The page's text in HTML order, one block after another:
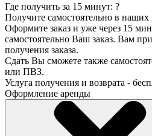
Где получить за 15 минут: ?
Получите самостоятельно в
Оформите заказ и уже через 15
самостоятельно Ваш заказ. Вам
получения заказа.
Сдать Вы сможете также
или ПВЗ.
Услуга получения и возврата -
Оформление аренды